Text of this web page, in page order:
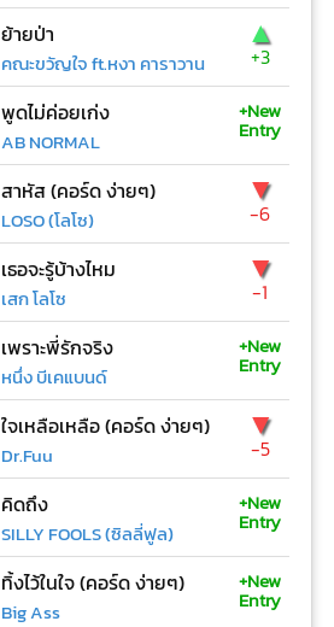
ย้ายป่า
คณะขวัญใจ ft.หงา คาราวาน
▲
+3
พูดไม่ค่อยเก่ง
AB NORMAL
+New
Entry
สาหัส (คอร์ด ง่ายๆ)
LOSO (โลโซ)
▼
-6
เธอจะรู้บ้างไหม
เสก โลโซ
▼
-1
เพราะพี่รักจริง
หนึ่ง บีเคแบนด์
+New
Entry
ใจเหลือเหลือ (คอร์ด ง่ายๆ)
Dr.Fuu
▼
-5
คิดถึง
SILLY FOOLS (ซิลลี่ฟูล)
+New
Entry
ทิ้งไว้ในใจ (คอร์ด ง่ายๆ)
Big Ass
+New
Entry